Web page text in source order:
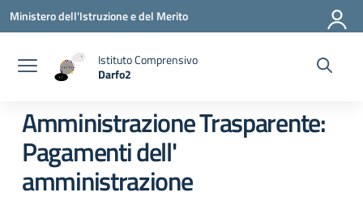
Vai ai contenuti
Vai al menu di navigazione
Vai al footer
Ministero dell'Istruzione e del Merito
Istituto Comprensivo
Darfo2
Amministrazione Trasparente:
Pagamenti dell'
amministrazione